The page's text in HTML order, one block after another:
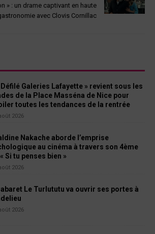
» : un drame captivant en haute
avec Clovis Cornillac
Défilé Galeries Lafayette » revient sous les
de la Place Masséna de Nice pour
toutes les tendances de la rentrée
2026
Nakache aborde l’emprise
au cinéma à travers son 4ème
Si tu penses bien »
2026
Le Turlututu va ouvrir ses portes à
2026